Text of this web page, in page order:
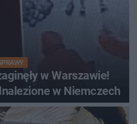
w Warszawie!
w Niemczech